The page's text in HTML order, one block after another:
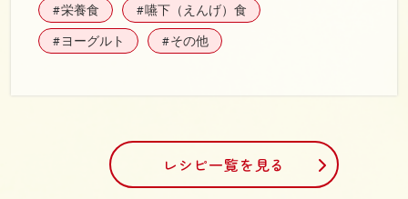
#栄養食 #嚥下（えんげ）食
#ヨーグルト #その他
レシピ一覧を見る